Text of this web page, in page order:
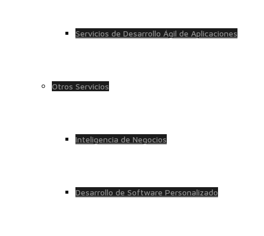
Servicios de Desarrollo Ágil de Aplicaciones
Otros Servicios
Inteligencia de Negocios
Desarrollo de Software Personalizado